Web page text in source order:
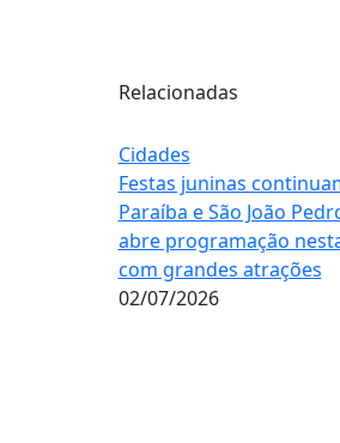
Relacionadas
Cidades
Festas juninas
Paraíba e São João
abre programação
com grandes atrações
02/07/2026